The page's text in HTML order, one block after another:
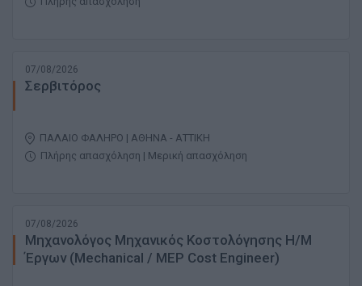
07/08/2026
Σερβιτόρος
ΠΑΛΑΙΟ ΦΑΛΗΡΟ | ΑΘΗΝΑ - ΑΤΤΙΚΗ
Πλήρης απασχόληση | Μερική απασχόληση
07/08/2026
Μηχανολόγος Μηχανικός Κοστολόγησης Η/Μ
Έργων (Mechanical / MEP Cost Engineer)